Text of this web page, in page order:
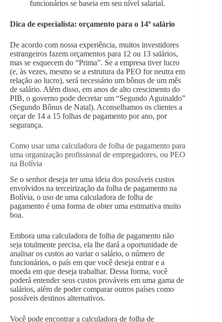
funcionários se baseia em seu nível salarial.
Dica de especialista: orçamento para o 14º salário
De acordo com nossa experiência, muitos investidores
estrangeiros fazem orçamentos para 12 ou 13 salários,
mas se esquecem do “Prima”. Se a empresa tiver lucro
(e, às vezes, mesmo se a estrutura da PEO for neutra em
relação ao lucro), será necessário um bônus de um mês
de salário. Além disso, em anos de alto crescimento do
PIB, o governo pode decretar um “Segundo Aguinaldo”
(Segundo Bônus de Natal). Aconselhamos os clientes a
orçar de 14 a 15 folhas de pagamento por ano, por
segurança.
Como usar uma calculadora de folha de pagamento para
uma organização profissional de empregadores, ou PEO
na Bolívia
Se o senhor deseja ter uma ideia dos possíveis custos
envolvidos na terceirização da folha de pagamento na
Bolívia, o uso de uma calculadora de folha de
pagamento é uma forma de obter uma estimativa muito
boa.
Embora uma calculadora de folha de pagamento não
seja totalmente precisa, ela lhe dará a oportunidade de
analisar os custos ao variar o salário, o número de
funcionários, o país em que você deseja entrar e a
moeda em que deseja trabalhar. Dessa forma, você
poderá entender seus custos prováveis em uma gama de
salários, além de poder comparar outros países como
possíveis destinos alternativos.
Você pode encontrar a calculadora de folha de